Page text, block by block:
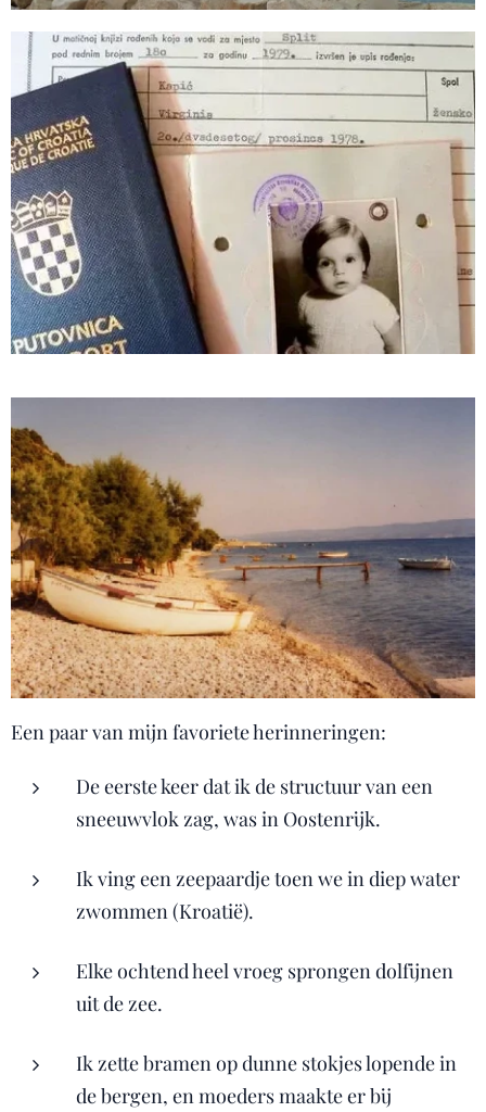
Een paar van mijn favoriete herinneringen:
De eerste keer dat ik de structuur van een
sneeuwvlok zag, was in Oostenrijk.
Ik ving een zeepaardje toen we in diep water
zwommen (Kroatië).
Elke ochtend heel vroeg sprongen dolfijnen
uit de zee.
Ik zette bramen op dunne stokjes lopende in
de bergen, en moeders maakte er bij